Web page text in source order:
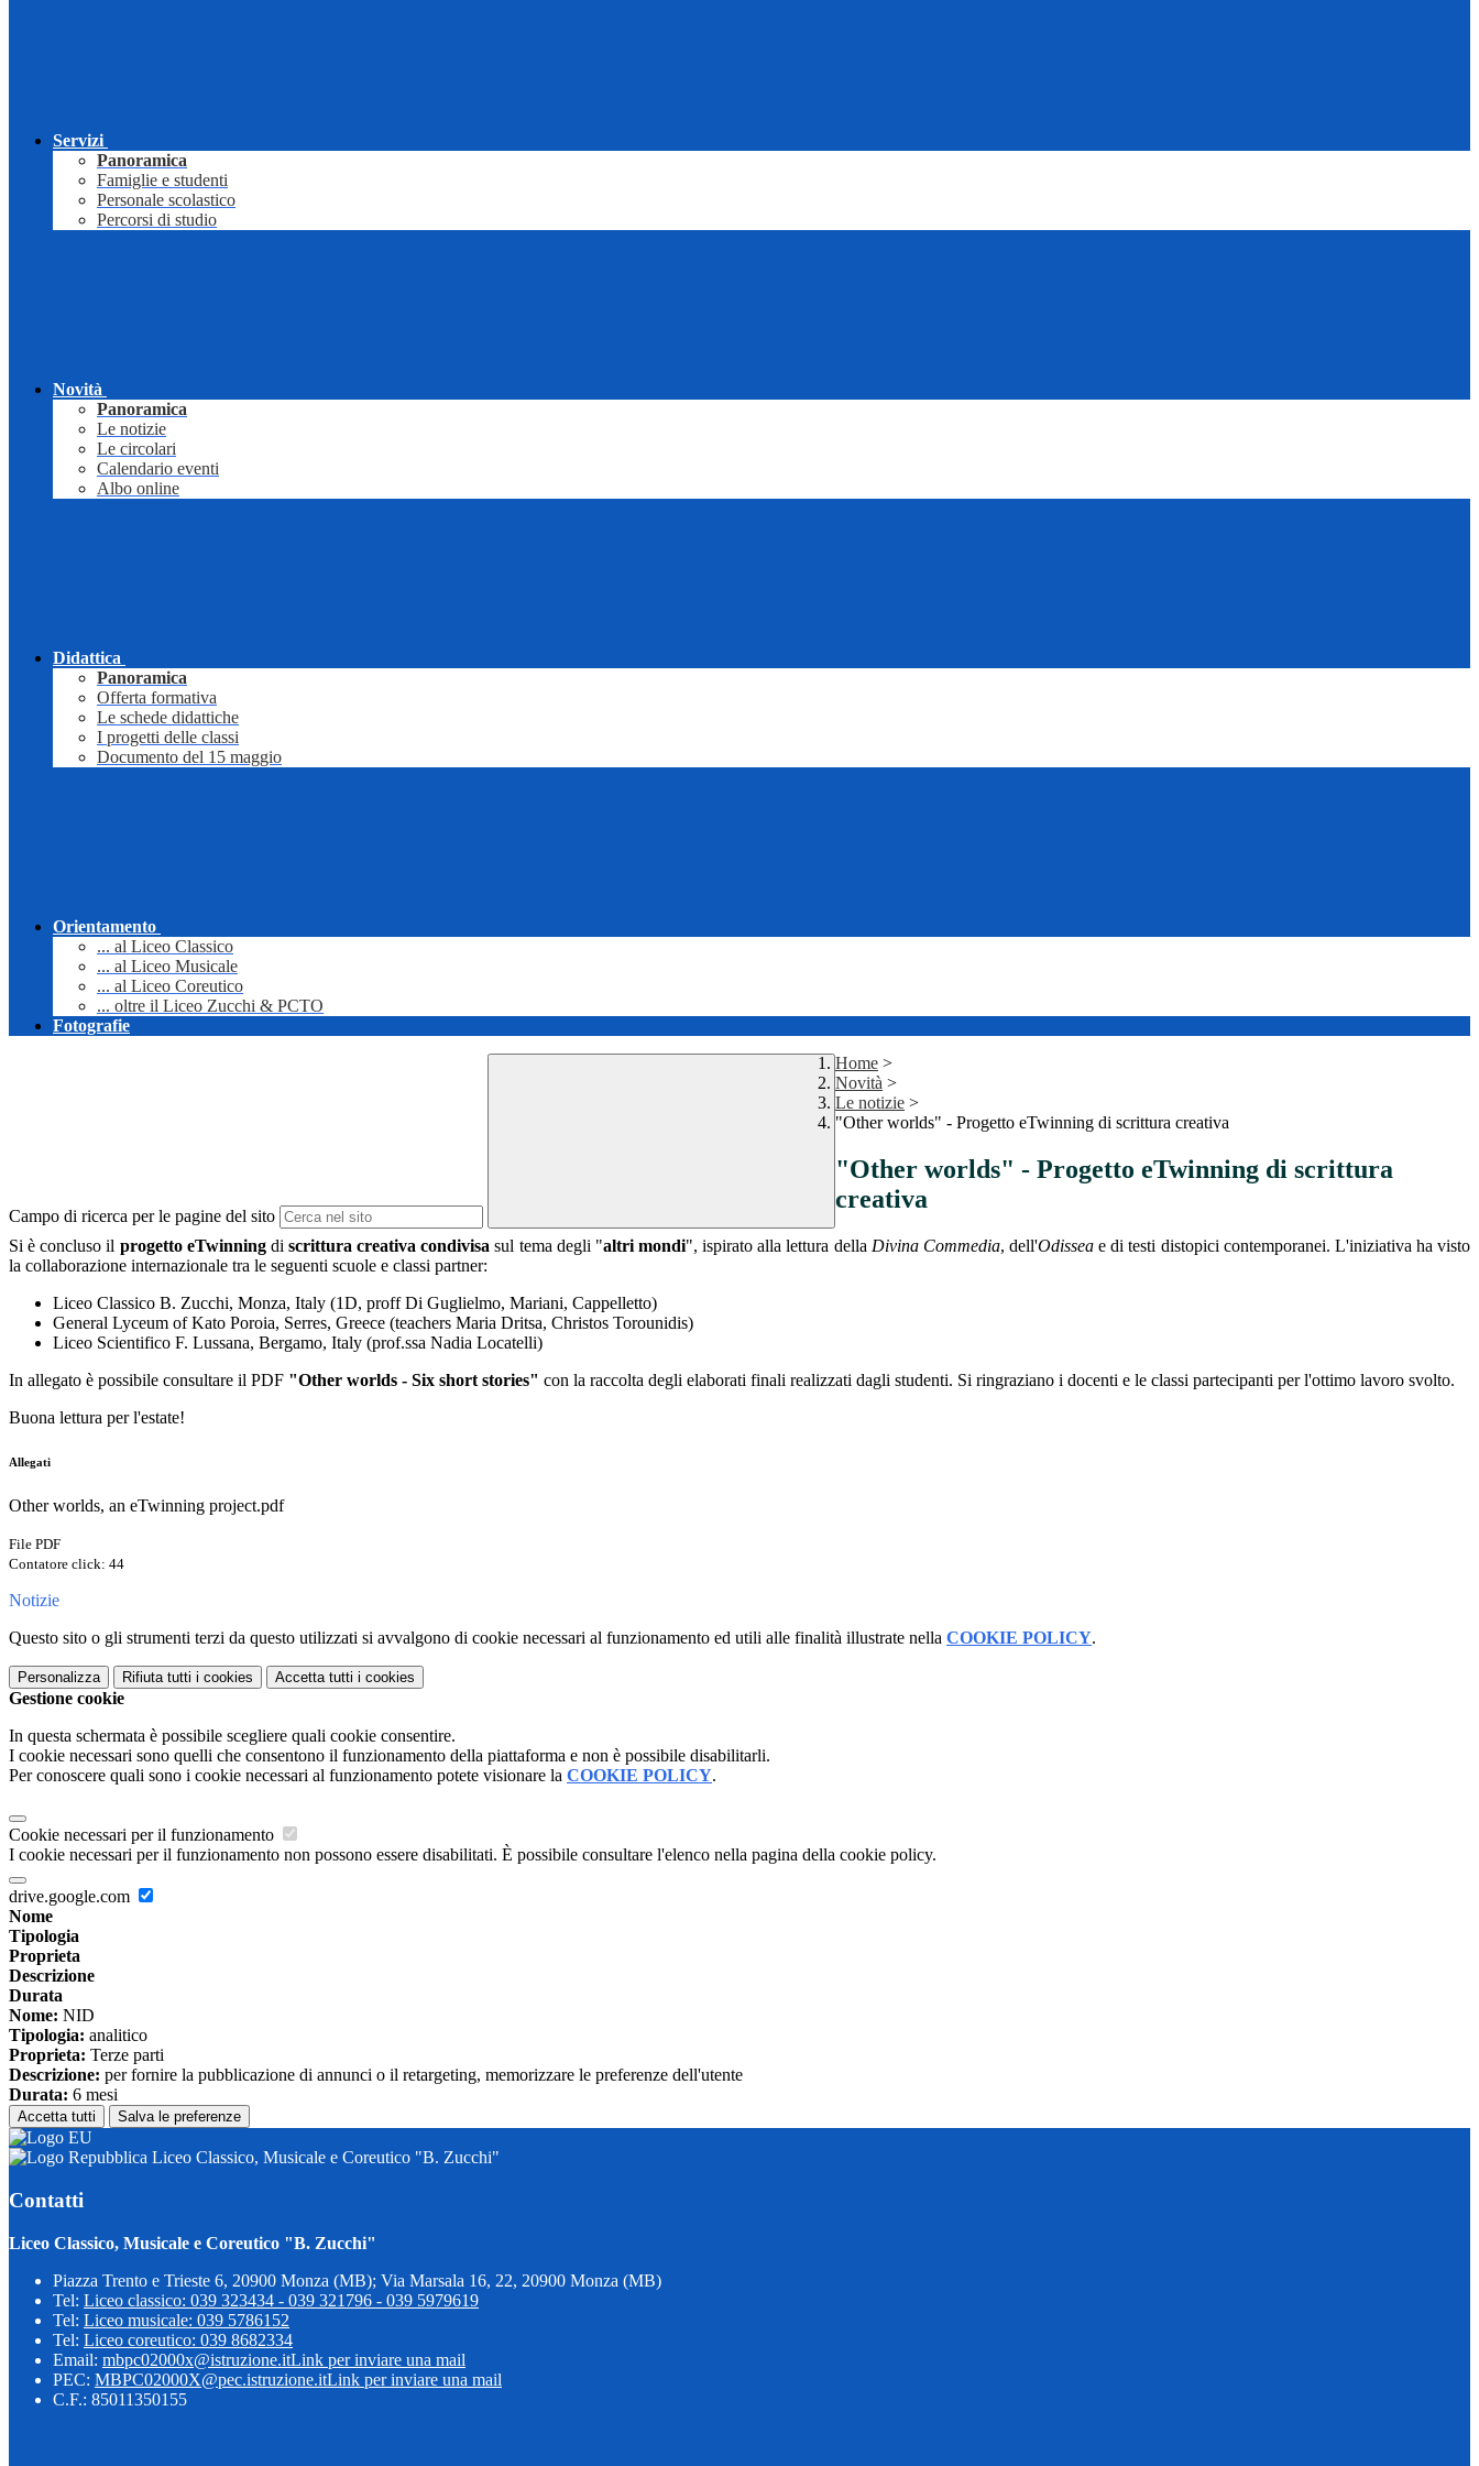
Servizi
Panoramica
Famiglie e studenti
Personale scolastico
Percorsi di studio
Novità
Panoramica
Le notizie
Le circolari
Calendario eventi
Albo online
Didattica
Panoramica
Offerta formativa
Le schede didattiche
I progetti delle classi
Documento del 15 maggio
Orientamento
... al Liceo Classico
... al Liceo Musicale
... al Liceo Coreutico
... oltre il Liceo Zucchi & PCTO
Fotografie
Campo di ricerca per le pagine del sito
Home >
Novità >
Le notizie >
"Other worlds" - Progetto eTwinning di scrittura creativa
"Other worlds" - Progetto eTwinning di scrittura
creativa
Si è concluso il progetto eTwinningdi scrittura creativa condivisa sul tema degli "altri mondi", ispirato alla lettura della Divina Commedia, dell'Odisseae di testi distopici contemporanei. L'iniziativa ha visto
la collaborazione internazionale tra le seguenti scuole e classi partner:
Liceo Classico B. Zucchi, Monza, Italy (1D, proff Di Guglielmo, Mariani, Cappelletto)
General Lyceum of Kato Poroia, Serres, Greece (teachers Maria Dritsa, Christos Torounidis)
Liceo Scientifico F. Lussana, Bergamo, Italy (prof.ssa Nadia Locatelli)
In allegato è possibile consultare il PDF "Other worlds - Six short stories" con la raccolta degli elaborati finali realizzati dagli studenti. Si ringraziano i docenti e le classi partecipanti per l'ottimo lavoro svolto.
Buona lettura per l'estate!
Allegati
Other worlds, an eTwinning project.pdf
File PDF
Contatore click: 44
Notizie
Questo sito o gli strumenti terzi da questo utilizzati si avvalgono di cookie necessari al funzionamento ed utili alle finalità illustrate nella COOKIE POLICY.
Personalizza Rifiuta tutti i cookies Accetta tutti i cookies
Gestione cookie
In questa schermata è possibile scegliere quali cookie consentire.
I cookie necessari sono quelli che consentono il funzionamento della piattaforma e non è possibile disabilitarli.
Per conoscere quali sono i cookie necessari al funzionamento potete visionare la COOKIE POLICY.
Cookie necessari per il funzionamento
I cookie necessari per il funzionamento non possono essere disabilitati. È possibile consultare l'elenco nella pagina della cookie policy.
drive.google.com
Nome
Tipologia
Proprieta
Descrizione
Durata
Nome: NID
Tipologia: analitico
Proprieta: Terze parti
Descrizione: per fornire la pubblicazione di annunci o il retargeting, memorizzare le preferenze dell'utente
Durata: 6 mesi
Accetta tutti Salva le preferenze
Liceo Classico, Musicale e Coreutico "B. Zucchi"
Contatti
Liceo Classico, Musicale e Coreutico "B. Zucchi"
Piazza Trento e Trieste 6, 20900 Monza (MB); Via Marsala 16, 22, 20900 Monza (MB)
Tel: Liceo classico: 039 323434 - 039 321796 - 039 5979619
Tel: Liceo musicale: 039 5786152
Tel: Liceo coreutico: 039 8682334
Email: mbpc02000x@istruzione.itLink per inviare una mail
PEC: MBPC02000X@pec.istruzione.itLink per inviare una mail
C.F.: 85011350155